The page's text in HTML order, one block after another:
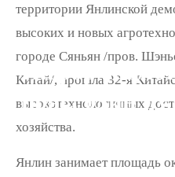
пояс, один
территории Янлинской
высоких и новых
городе Сяньян /пров.
Китай/, прошла 32-я
высокотехнологичных
хозяйства.
Янлин занимает площадь